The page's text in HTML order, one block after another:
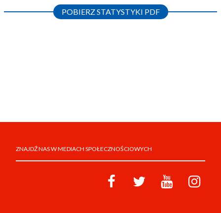
POBIERZ STATYSTYKI PDF
ZNAJDŹ NAS W MEDIACH SPOŁECZNOŚCIOWYCH